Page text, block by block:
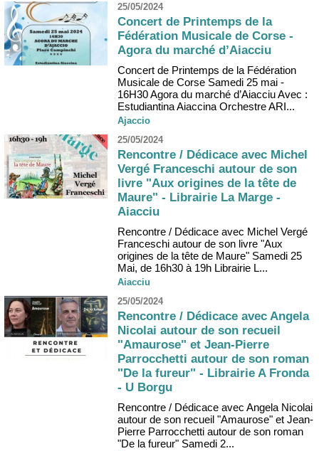
25/05/2024
Concert de Printemps de la
Fédération Musicale de Corse -
Agora du marché d’Aiacciu
Concert de Printemps de la Fédération
Musicale de Corse Samedi 25 mai -
16H30 Agora du marché d’Aiacciu Avec :
Estudiantina Aiaccina Orchestre ARI...
Ajaccio
25/05/2024
Rencontre / Dédicace avec Michel
Vergé Franceschi autour de son
livre "Aux origines de la tête de
Maure" - Librairie La Marge -
Aiacciu
Rencontre / Dédicace avec Michel Vergé
Franceschi autour de son livre "Aux
origines de la tête de Maure" Samedi 25
Mai, de 16h30 à 19h Librairie L...
Aiacciu
25/05/2024
Rencontre / Dédicace avec Angela
Nicolai autour de son recueil
"Amaurose" et Jean-Pierre
Parrocchetti autour de son roman
"De la fureur" - Librairie A Fronda
- U Borgu
Rencontre / Dédicace avec Angela Nicolai
autour de son recueil "Amaurose" et Jean-
Pierre Parrocchetti autour de son roman
"De la fureur" Samedi 2...